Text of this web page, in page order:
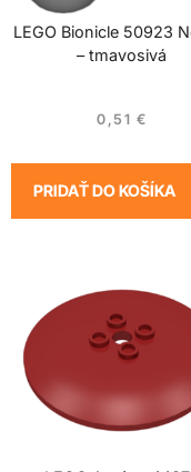
LEGO Bionicle 50923
– tmavosivá
0,51 €
PRIDAŤ DO KOŠÍKA